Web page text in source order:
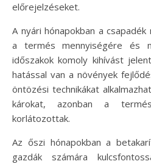
előrejelzéseket.
A nyári hónapokban a
a termés mennyiségére és
időszakok komoly kihívást
hatással van a növények
öntözési technikákat
károkat, azonban a
korlátozottak.
Az őszi hónapokban a
gazdák számára